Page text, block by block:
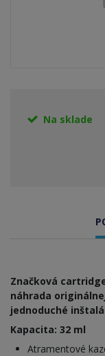
Na sklade
Značková
náhrada
jednoduché
Kapacita: 32 ml
Atramentové